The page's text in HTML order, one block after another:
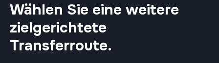
Wählen Sie eine weitere
zielgerichtete
Transferroute.